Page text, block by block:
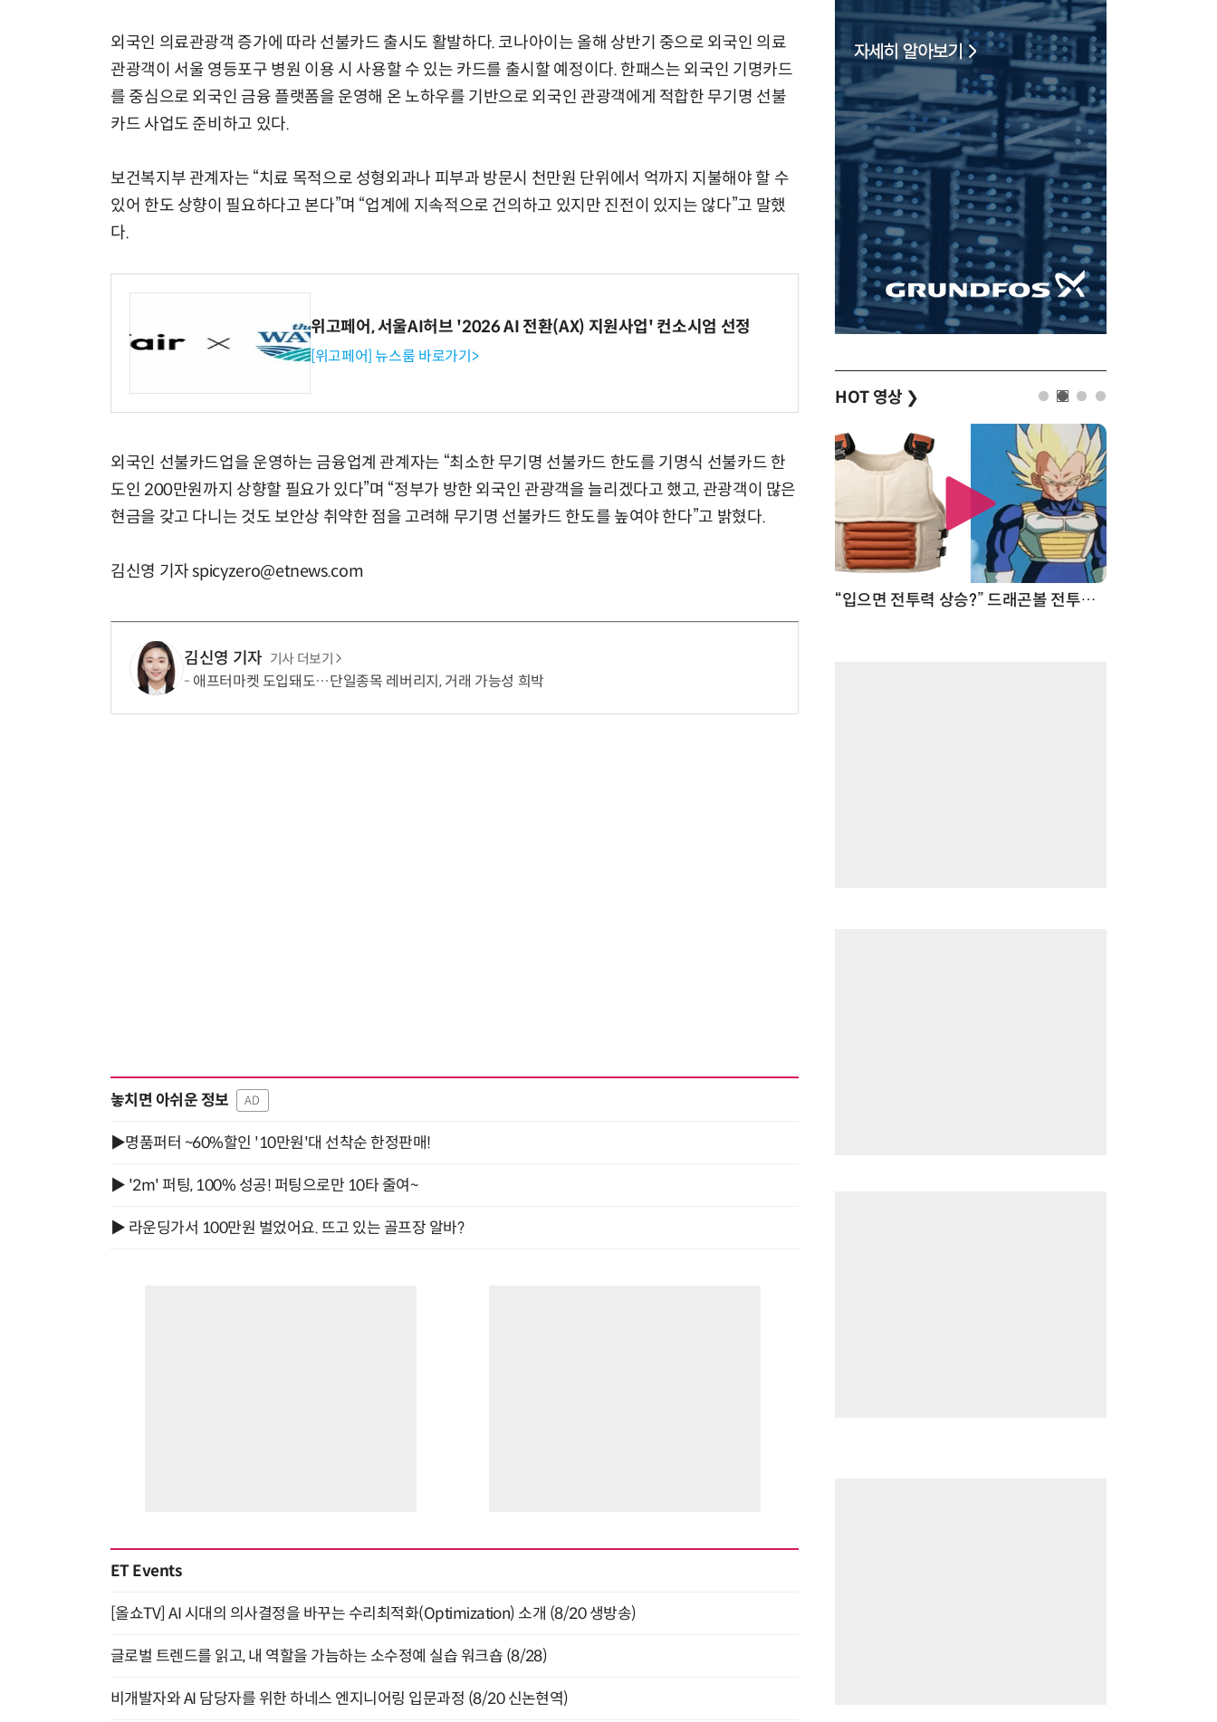
외국인 의료관광객 증가에 따라 선불카드 출시도 활발하다. 코나아이는 올해 상반기 중으로 외국인 의료
관광객이 서울 영등포구 병원 이용 시 사용할 수 있는 카드를 출시할 예정이다. 한패스는 외국인 기명카드
를 중심으로 외국인 금융 플랫폼을 운영해 온 노하우를 기반으로 외국인 관광객에게 적합한 무기명 선불
카드 사업도 준비하고 있다.
보건복지부 관계자는 “치료 목적으로 성형외과나 피부과 방문시 천만원 단위에서 억까지 지불해야 할 수
있어 한도 상향이 필요하다고 본다”며 “업계에 지속적으로 건의하고 있지만 진전이 있지는 않다”고 말했
다.
위고페어, 서울AI허브 '2026 AI 전환(AX) 지원사업' 컨소시엄 선정
[위고페어] 뉴스룸 바로가기>
외국인 선불카드업을 운영하는 금융업계 관계자는 “최소한 무기명 선불카드 한도를 기명식 선불카드 한
도인 200만원까지 상향할 필요가 있다”며 “정부가 방한 외국인 관광객을 늘리겠다고 했고, 관광객이 많은
현금을 갖고 다니는 것도 보안상 취약한 점을 고려해 무기명 선불카드 한도를 높여야 한다”고 밝혔다.
김신영 기자 spicyzero@etnews.com
김신영 기자 기사 더보기
애프터마켓 도입돼도…단일종목 레버리지, 거래 가능성 희박
놓치면 아쉬운 정보 AD
▶명품퍼터 ~60%할인 '10만원'대 선착순 한정판매!
▶ '2m' 퍼팅, 100% 성공! 퍼팅으로만 10타 줄여~
▶ 라운딩가서 100만원 벌었어요. 뜨고 있는 골프장 알바?
ET Events
[올쇼TV] AI 시대의 의사결정을 바꾸는 수리최적화(Optimization) 소개 (8/20 생방송)
글로벌 트렌드를 읽고, 내 역할을 가늠하는 소수정예 실습 워크숍 (8/28)
비개발자와 AI 담당자를 위한 하네스 엔지니어링 입문과정 (8/20 신논현역)
HOT 영상 ❯
“입으면 전투력 상승?” 드래곤볼 전투복 닮은 중량조끼